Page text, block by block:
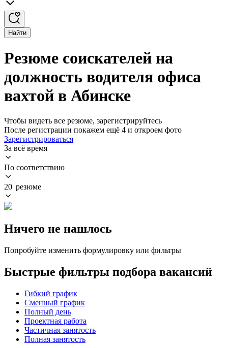
Найти
Резюме соискателей на
должность водителя офиса
вахтой в Абинске
Чтобы видеть все резюме, зарегистрируйтесь
После регистрации покажем ещё 4 и откроем фото
Зарегистрироваться
За всё время
По соответствию
20 резюме
Ничего не нашлось
Попробуйте изменить формулировку или фильтры
Быстрые фильтры подбора вакансий
Гибкий график
Сменный график
Полный день
Проектная работа
Частичная занятость
Полная занятость